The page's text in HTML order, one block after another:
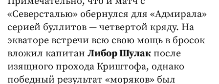
«Северсталью» обернулся для «Адмирала»
серией буллитов — четвертой кряду. На
экваторе встречи всю свою мощь в бросок
вложил капитан Либор Шулак после
изящного прохода Криштофа, однако
победный результат «моряков» был